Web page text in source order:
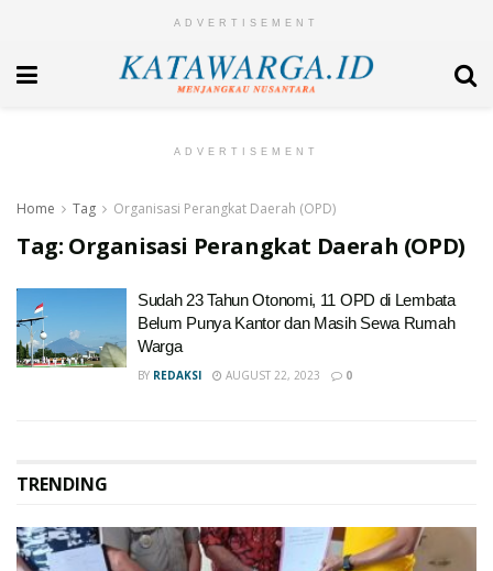
ADVERTISEMENT
ADVERTISEMENT
Home Tag Organisasi Perangkat Daerah (OPD)
Tag: Organisasi Perangkat Daerah (OPD)
Sudah 23 Tahun Otonomi, 11 OPD di Lembata
Belum Punya Kantor dan Masih Sewa Rumah
Warga
BY REDAKSI AUGUST 22, 2023 0
TRENDING